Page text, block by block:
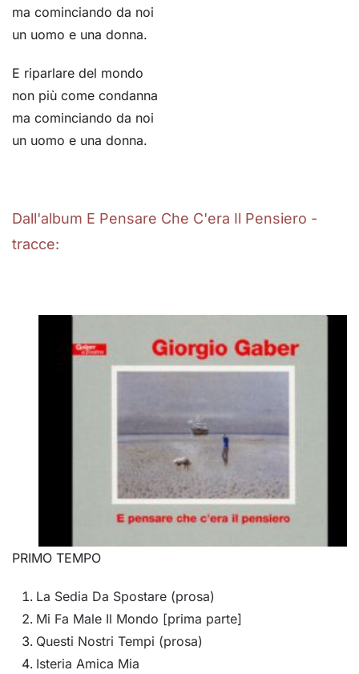
ma cominciando da noi
un uomo e una donna.
E riparlare del mondo
non più come condanna
ma cominciando da noi
un uomo e una donna.
Dall'album E Pensare Che C'era Il Pensiero -
tracce:
PRIMO TEMPO
La Sedia Da Spostare (prosa)
Mi Fa Male Il Mondo [prima parte]
Questi Nostri Tempi (prosa)
Isteria Amica Mia